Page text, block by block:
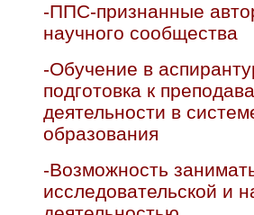
-ППС-признанные
научного сообщества
-Обучение в
подготовка к
деятельности в
образования
-Возможность
исследовательской и